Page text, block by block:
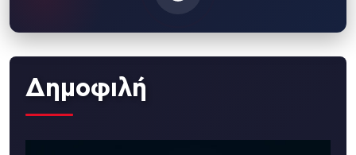
Δημοφιλή